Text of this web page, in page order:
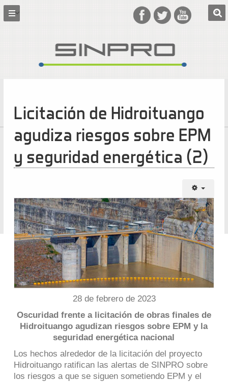
Licitación de Hidroituango
agudiza riesgos sobre EPM
y seguridad energética (2)
28 de febrero de 2023
Oscuridad frente a licitación de obras finales de
Hidroituango agudizan riesgos sobre EPM y la
seguridad energética nacional
Los hechos alrededor de la licitación del proyecto
Hidroituango ratifican las alertas de SINPRO sobre
los riesgos a que se siguen sometiendo EPM y el